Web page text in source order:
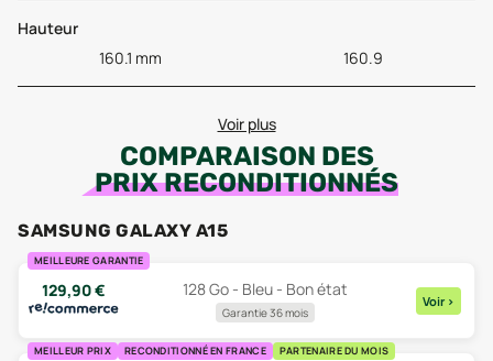
Hauteur
160.1 mm
160.9
Voir plus
COMPARAISON DES
PRIX RECONDITIONNÉS
SAMSUNG GALAXY A15
MEILLEURE GARANTIE
129,90€ 128 Go - Bleu - Bon état
Garantie 36 mois
Voir >
MEILLEUR PRIX RECONDITIONNÉ EN FRANCE PARTENAIRE DU MOIS